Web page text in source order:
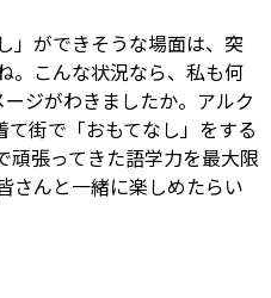
」ができそうな場面は、突
。こんな状況なら、私も何
ージがわきましたか。アルク
街で「おもてなし」をする
頑張ってきた語学力を最大限
さんと一緒に楽しめたらい